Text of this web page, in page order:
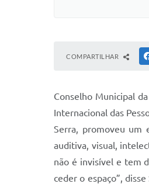
COMPARTILHAR
Conselho Municipal
Internacional das
Serra, promoveu um
auditiva, visual,
não é invisível e tem
ceder o espaço”,